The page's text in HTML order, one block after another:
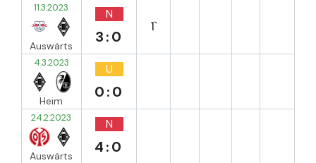
11.3.2023
Auswärts
N
3:0
1`
4.3.2023
Heim
U
0:0
24.2.2023
Auswärts
N
4:0